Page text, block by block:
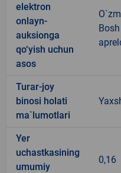
elektron
onlayn-
auksionga
qo‘yish uchun
asos
Turar-joy
binosi holati
ma`lumotlari
Yer
uchastkasining
umumiy
0,16